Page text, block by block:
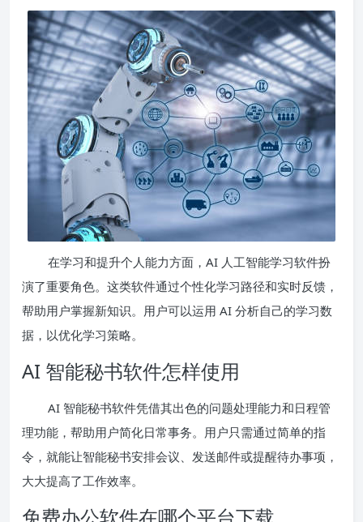
在学习和提升个人能力方面，AI 人工智能学习软件扮
演了重要角色。这类软件通过个性化学习路径和实时反馈，
帮助用户掌握新知识。用户可以运用 AI 分析自己的学习数
据，以优化学习策略。
AI 智能秘书软件怎样使用
AI 智能秘书软件凭借其出色的问题处理能力和日程管
理功能，帮助用户简化日常事务。用户只需通过简单的指
令，就能让智能秘书安排会议、发送邮件或提醒待办事项，
大大提高了工作效率。